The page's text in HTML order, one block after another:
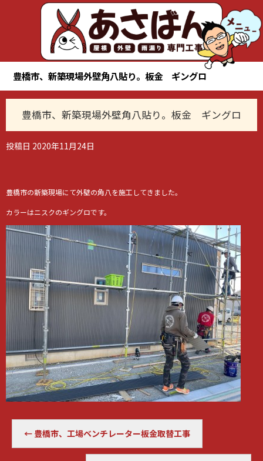
豊橋市、新築現場外壁角八貼り。板金 ギングロ
豊橋市、新築現場外壁角八貼り。板金 ギングロ
投稿日 2020年11月24日
豊橋市の新築現場にて外壁の角八を施工してきました。
カラーはニスクのギングロです。
← 豊橋市、工場ベンチレーター板金取替工事